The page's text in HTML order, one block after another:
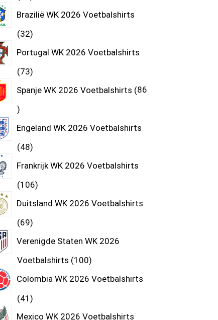
Brazilië WK 2026 Voetbalshirts
32
Portugal WK 2026 Voetbalshirts
73
Spanje WK 2026 Voetbalshirts 86
Engeland WK 2026 Voetbalshirts
48
Frankrijk WK 2026 Voetbalshirts
106
Duitsland WK 2026 Voetbalshirts
69
Verenigde Staten WK 2026
Voetbalshirts 100
Colombia WK 2026 Voetbalshirts
41
Mexico WK 2026 Voetbalshirts